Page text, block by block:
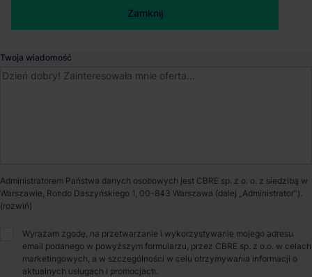
Dostępność
O parku
Zamknij
Twoja wiadomość
Administratorem Państwa danych osobowych jest CBRE sp. z o. o. z siedzibą w
Warszawie, Rondo Daszyńskiego 1, 00-843 Warszawa (dalej „Administrator”).
Wyrażam zgodę, na przetwarzanie i wykorzystywanie mojego adresu
email podanego w powyższym formularzu, przez CBRE sp. z o.o. w celach
marketingowych, a w szczególności w celu otrzymywania informacji o
aktualnych usługach i promocjach.
Zamknij